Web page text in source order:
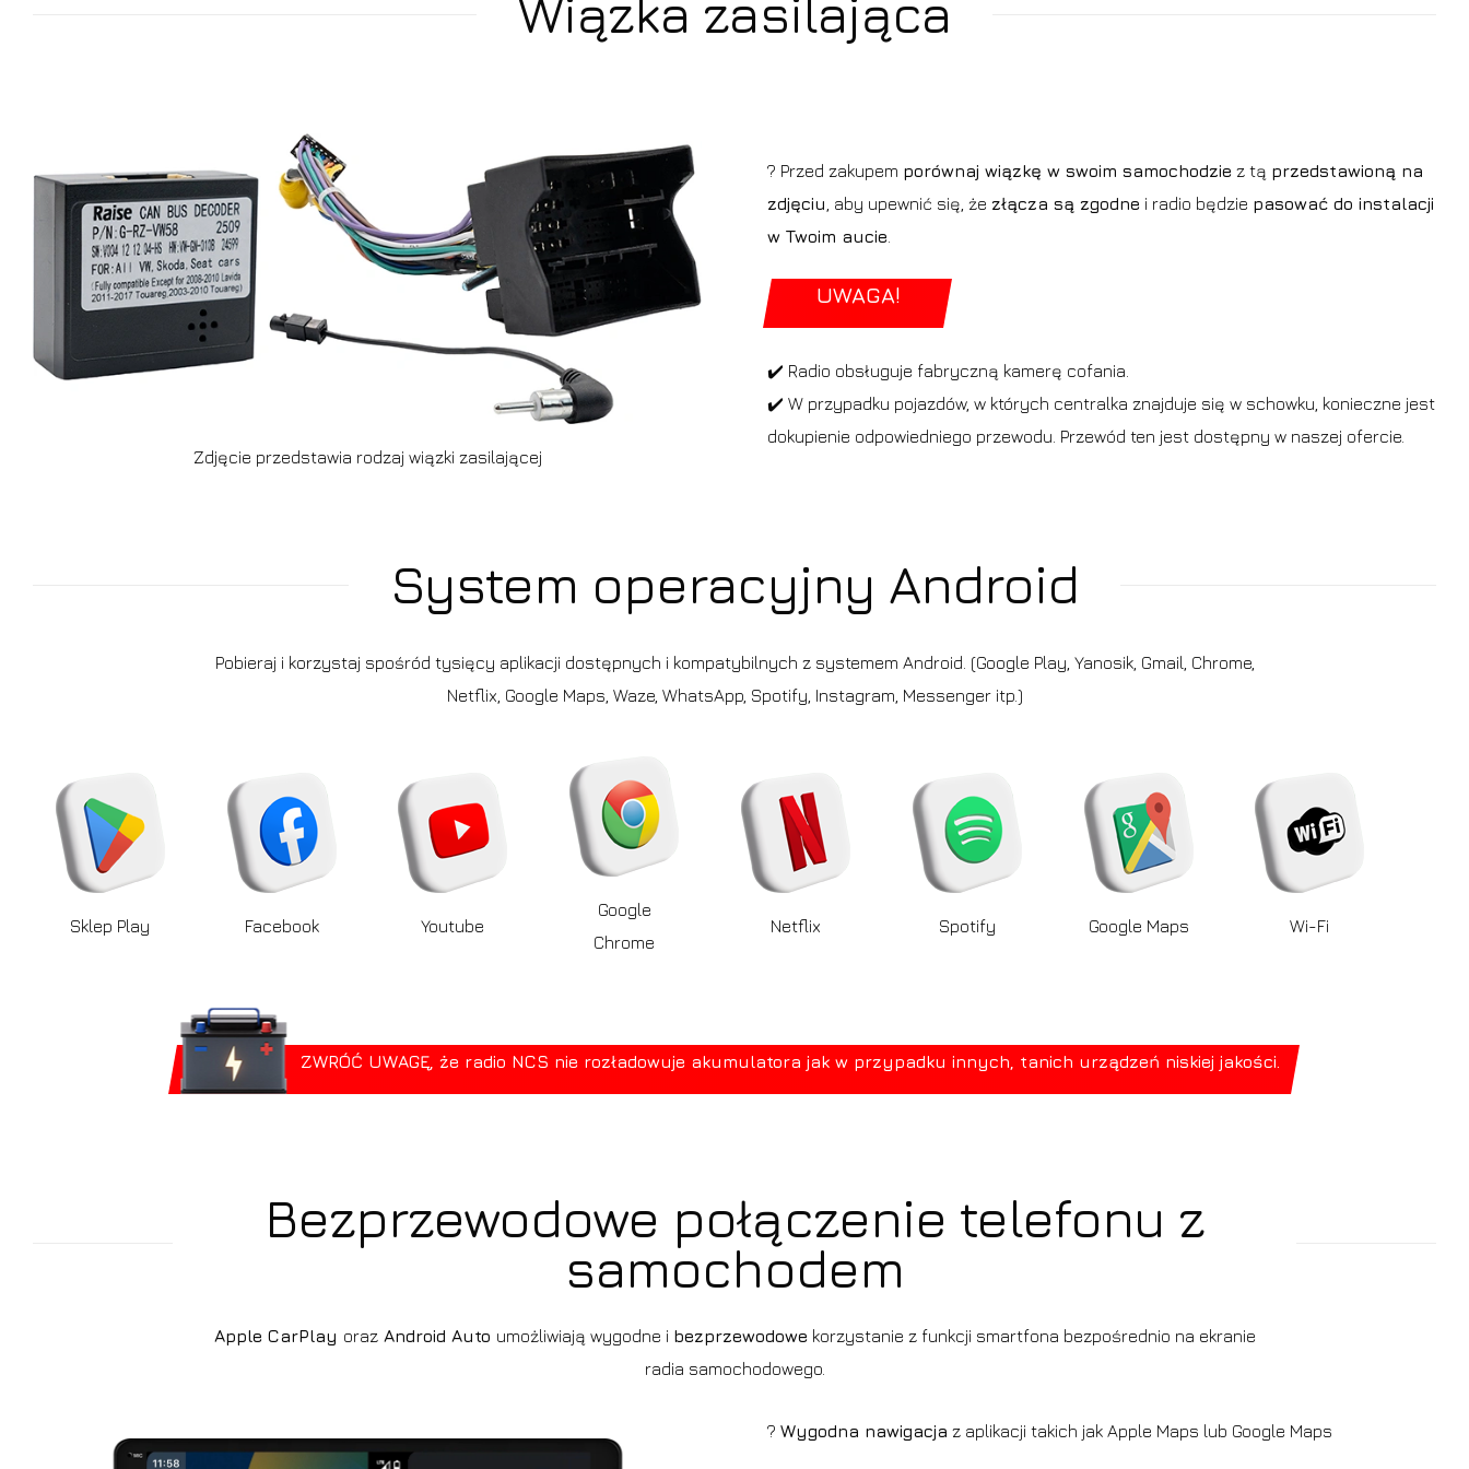
Wiązka zasilająca
Zdjęcie przedstawia rodzaj wiązki zasilającej
? Przed zakupem porównaj wiązkę w swoim samochodzie z tą przedstawioną na
zdjęciu , aby upewnić się, że złącza są zgodne i radio będzie pasować do instalacji
w Twoim aucie
UWAGA!
✔️ Radio obsługuje fabryczną kamerę cofania.
✔️ W przypadku pojazdów, w których centralka znajduje się w schowku, konieczne jest
dokupienie odpowiedniego przewodu. Przewód ten jest dostępny w naszej ofercie.
System operacyjny Android
Pobieraj i korzystaj spośród tysięcy aplikacji dostępnych i kompatybilnych z systemem Android. (Google Play, Yanosik, Gmail, Chrome,
Netflix, Google Maps, Waze, WhatsApp, Spotify, Instagram, Messenger itp.)
Sklep Play Facebook Youtube
Google
Chrome
Netflix Spotify Google Maps Wi-Fi
ZWRÓĆ UWAGĘ, że radio NCS nie rozładowuje akumulatora jak w przypadku innych, tanich urządzeń niskiej jakości.
Bezprzewodowe połączenie telefonu z
samochodem
Apple CarPlay orazAndroid Auto umożliwiają wygodne i bezprzewodowe korzystanie z funkcji smartfona bezpośrednio na ekranie
radia samochodowego.
? Wygodna nawigacja z aplikacji takich jak Apple Maps lub Google Maps